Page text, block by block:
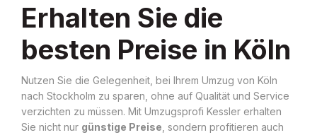
Erhalten Sie die
besten Preise in Köln
Nutzen Sie die Gelegenheit, bei Ihrem Umzug von Köln
nach Stockholm zu sparen, ohne auf Qualität und Service
verzichten zu müssen. Mit Umzugsprofi Kessler erhalten
Sie nicht nur günstige Preise , sondern profitieren auch